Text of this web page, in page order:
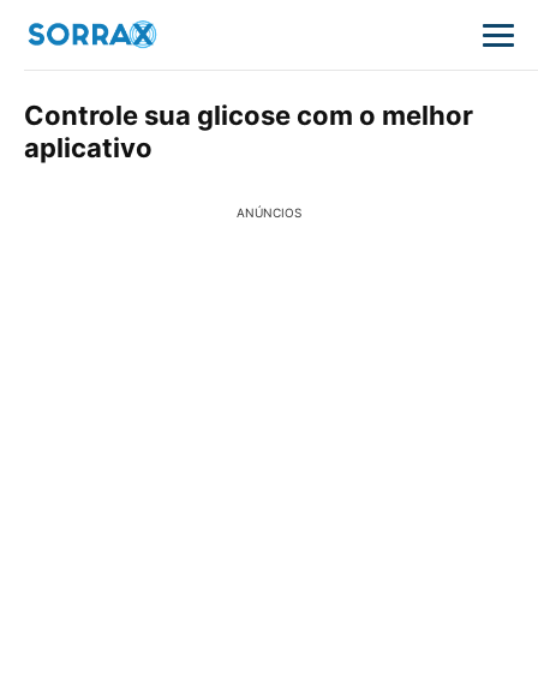
Controle sua glicose com o melhor
aplicativo
ANÚNCIOS